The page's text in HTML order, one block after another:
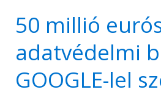
50 millió
adatvédelmi
GOOGLE-lel
50
millió
eurós
bírság